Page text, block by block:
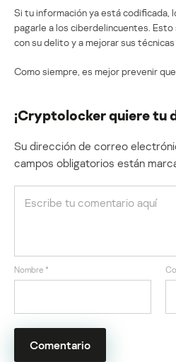
Si tu información ya está codificada,
pagarle a los ciberdelincuentes. Esto
con su delito y a mejorar sus técnicas
Como siempre, es mejor prevenir
¡Cryptolocker quiere tu
Su dirección de correo
campos obligatorios están
Nombre *